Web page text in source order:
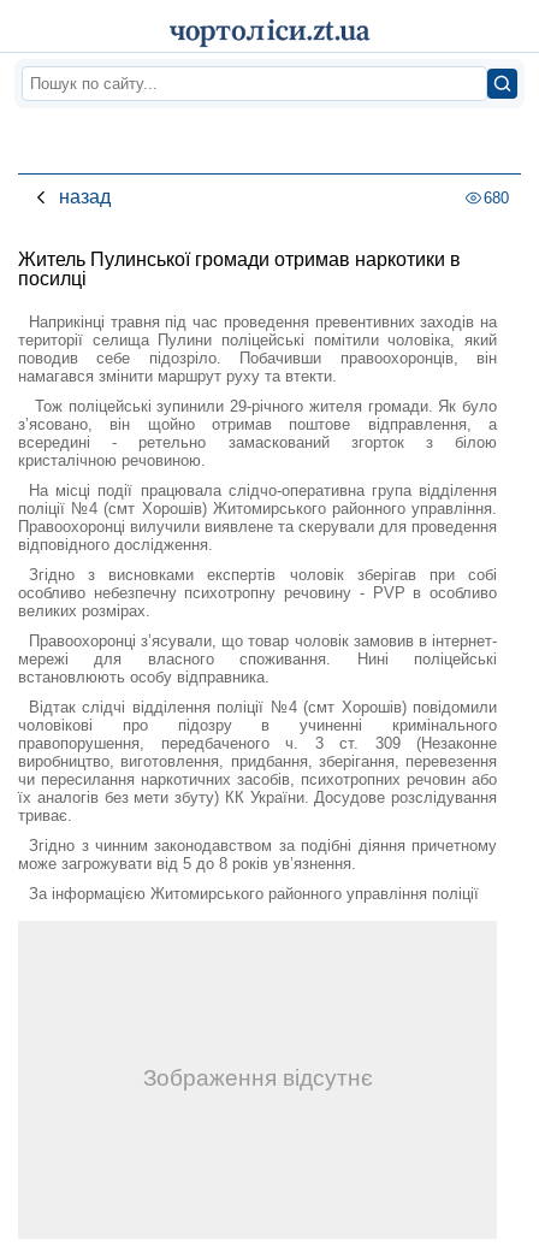
назад 680
Житель Пулинської громади отримав наркотики в
посилці
Наприкінці травня під час проведення превентивних заходів на
території селища Пулини поліцейські помітили чоловіка, який
поводив себе підозріло. Побачивши правоохоронців, він
намагався змінити маршрут руху та втекти.
Тож поліцейські зупинили 29-річного жителя громади. Як було
з’ясовано, він щойно отримав поштове відправлення, а
всередині - ретельно замаскований згорток з білою
кристалічною речовиною.
На місці події працювала слідчо-оперативна група відділення
поліції №4 (смт Хорошів) Житомирського районного управління.
Правоохоронці вилучили виявлене та скерували для проведення
відповідного дослідження.
Згідно з висновками експертів чоловік зберігав при собі
особливо небезпечну психотропну речовину - PVP в особливо
великих розмірах.
Правоохоронці з’ясували, що товар чоловік замовив в інтернет-
мережі для власного споживання. Нині поліцейські
встановлюють особу відправника.
Відтак слідчі відділення поліції №4 (смт Хорошів) повідомили
чоловікові про підозру в учиненні кримінального
правопорушення, передбаченого ч. 3 ст. 309 (Незаконне
виробництво, виготовлення, придбання, зберігання, перевезення
чи пересилання наркотичних засобів, психотропних речовин або
їх аналогів без мети збуту) КК України. Досудове розслідування
триває.
Згідно з чинним законодавством за подібні діяння причетному
може загрожувати від 5 до 8 років ув’язнення.
За інформацією Житомирського районного управління поліції